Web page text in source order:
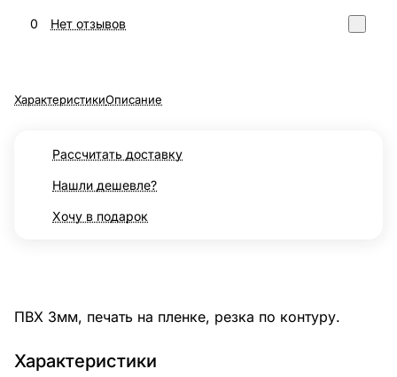
0 Нет отзывов
ХарактеристикиОписание
Рассчитать доставку
Нашли дешевле?
Хочу в подарок
ПВХ 3мм, печать на пленке, резка по контуру.
Характеристики